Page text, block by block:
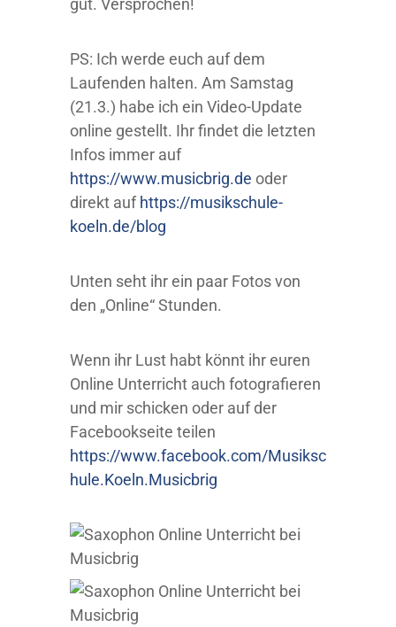
gut. Versprochen!
PS: Ich werde euch auf dem
Laufenden halten. Am Samstag
(21.3.) habe ich ein Video-Update
online gestellt. Ihr findet die letzten
Infos immer auf
https://www.musicbrig.de oder
direkt auf https://musikschule-
koeln.de/blog
Unten seht ihr ein paar Fotos von
den „Online“ Stunden.
Wenn ihr Lust habt könnt ihr euren
Online Unterricht auch fotografieren
und mir schicken oder auf der
Facebookseite teilen
https://www.facebook.com/Musiksc
hule.Koeln.Musicbrig